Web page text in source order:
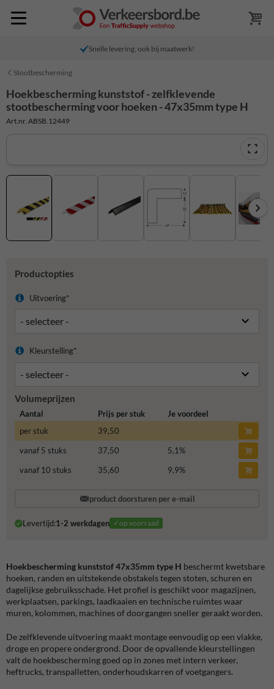
Snelle levering, ook bij maatwerk!
Stootbescherming
Hoekbescherming kunststof - zelfklevende
stootbescherming voor hoeken - 47x35mm type H
Art.nr. ABSB.12449
Productopties
Uitvoering*
Kleurstelling*
Volumeprijzen
Aantal Prijs per stuk
Je voordeel
per stuk
39,50
vanaf 5 stuks
37,50 5,1%
vanaf 10 stuks
35,60 9,9%
product doorsturen per e-mail
Levertijd:1-2 werkdagen ✓op voorraad
Hoekbescherming kunststof 47x35mm type H beschermt kwetsbare
hoeken, randen en uitstekende obstakels tegen stoten, schuren en
dagelijkse gebruiksschade. Het profiel is geschikt voor magazijnen,
werkplaatsen, parkings, laadkaaien en technische ruimtes waar
muren, kolommen, machines of doorgangen sneller geraakt worden.
De zelfklevende uitvoering maakt montage eenvoudig op een vlakke,
droge en propere ondergrond. Door de opvallende kleurstellingen
valt de hoekbescherming goed op in zones met intern verkeer,
heftrucks, transpalletten, onderhoudskarren of voetgangers.